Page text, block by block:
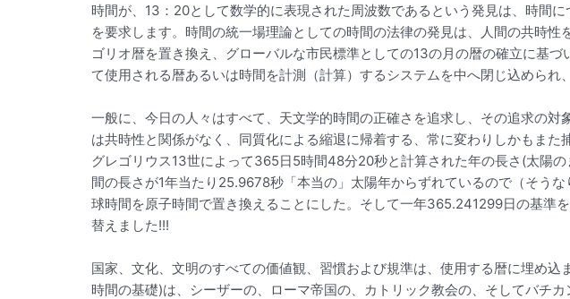
時間が、13：20として数学的に表現された周波数であるという発見は、時間
を要求します。時間の統一場理論としての時間の法律の発見は、人間の共時
ゴリオ暦を置き換え、グローバルな市民標準としての13の月の暦の確立に基
て使用される暦あるいは時間を計測（計算）するシステムを中へ閉じ込められ
一般に、今日の人々はすべて、天文学的時間の正確さを追求し、その追求の
は共時性と関係がなく、同質化による縮退に帰着する、常に変わりしかもまた
グレゴリウス13世によって365日5時間48分20秒と計算された年の長さ(太陽
間の長さが1年当たり25.9678秒「本当の」太陽年からずれているので（そう
球時間を原子時間で置き換えることにした。そして一年365.241299日の基準
替えました!!!
国家、文化、文明のすべての価値観、習慣および規準は、使用する暦に埋め
時間の基礎)は、シーザーの、ローマ帝国の、カトリック教会の、そしてバチ